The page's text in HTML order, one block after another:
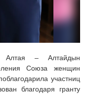
Алтая – Алтайдын
Союза женщин
участниц
благодаря гранту